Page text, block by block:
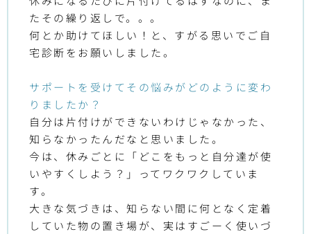
たその繰り返しで。。。
何とか助けてほしい！と、すがる思いでご自
宅診断をお願いしました。
サポートを受けてその悩みがどのように変わ
りましたか？
自分は片付けができないわけじゃなかった、
知らなかったんだなと思いました。
今は、休みごとに「どこをもっと自分達が使
いやすくしよう？」ってワクワクしていま
す。
大きな気づきは、知らない間に何となく定着
していた物の置き場が、実はすごーく使いづ